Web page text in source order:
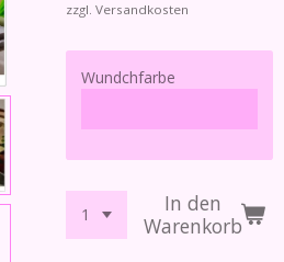
zzgl. Versandkosten
Wundchfarbe
In den
Warenkorb